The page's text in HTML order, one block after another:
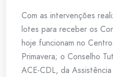
Com as intervenções
lotes para receber os
hoje funcionam no
Primavera; o Conselho
ACE-CDL, da